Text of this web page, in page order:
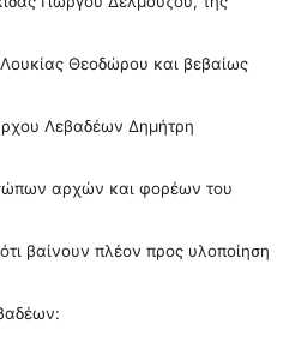
Θεοδώρου και βεβαίως
Λεβαδέων Δημήτρη
αρχών και φορέων του
βαίνουν πλέον προς υλοποίηση